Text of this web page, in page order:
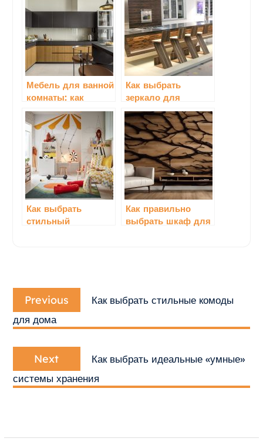
Мебель для ванной
комнаты: как
выбрать стильные
решения
Как выбрать
зеркало для
ванной комнаты
Как выбрать
стильный
Как правильно
выбрать шкаф для
Навигация
по
записям
Previous
Previous
post:
Как выбрать стильные комоды
для дома
Next
Next
post:
Как выбрать идеальные «умные»
системы хранения